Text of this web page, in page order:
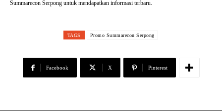
Summarecon Serpong untuk mendapatkan informasi terbaru.
TAGS Promo Summarecon Serpong
Facebook X Pinterest